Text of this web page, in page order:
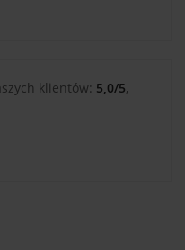
klientów: 5,0/5,